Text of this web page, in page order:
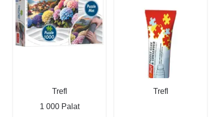
Trefl
1 000 Palat
Trefl